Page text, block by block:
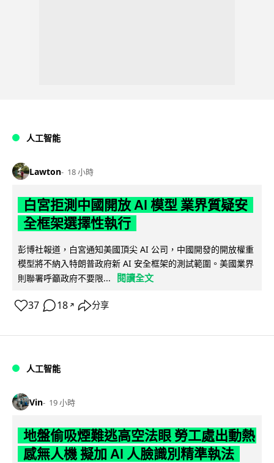
人工智能
Lawton 18 小時
白宮拒測中國開放 AI 模型 業界質疑安
全框架選擇性執行
彭博社報道，白宮通知美國頂尖 AI 公司，中國開發的開放權重
模型將不納入特朗普政府新 AI 安全框架的測試範圍。美國業界
則聯署呼籲政府不要限...
閱讀全文
37 18 ↗ 分享
人工智能
Vin 19 小時
地盤偷吸煙難逃高空法眼 勞工處出動熱
感無人機 擬加 AI 人臉識別精準執法